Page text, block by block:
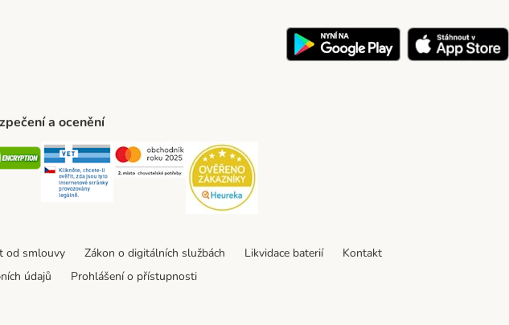
a ocenění
Security Security Security
od smlouvy Zákon o digitálních službách Likvidace baterií
Kontakt
údajů Prohlášení o přístupnosti